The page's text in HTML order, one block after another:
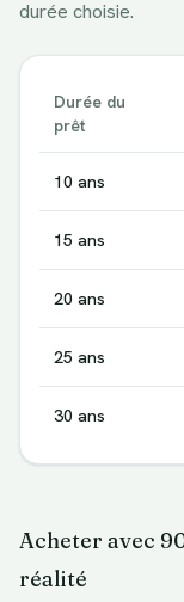
durée choisie.
Durée du
prêt
10 ans
15 ans
20 ans
25 ans
30 ans
Acheter avec
réalité